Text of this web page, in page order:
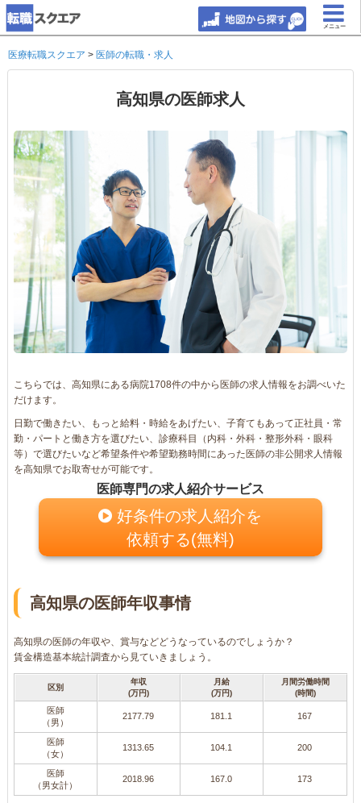
メニュー
医療転職スクエア > 医師の転職・求人
高知県の医師求人
こちらでは、高知県にある病院1708件の中から医師の求人情報をお調べいた
だけます。
日勤で働きたい、もっと給料・時給をあげたい、子育てもあって正社員・常
勤・パートと働き方を選びたい、診療科目（内科・外科・整形外科・眼科
等）で選びたいなど希望条件や希望勤務時間にあった医師の非公開求人情報
を高知県でお取寄せが可能です。
医師専門の求人紹介サービス
好条件の求人紹介を
依頼する(無料)
高知県の医師年収事情
高知県の医師の年収や、賞与などどうなっているのでしょうか？
賃金構造基本統計調査から見ていきましょう。
区別
年収
(万円)
月給
(万円)
月間労働時間
(時間)
医師
（男）
2177.79 181.1 167
医師
（女）
1313.65 104.1 200
医師
（男女計）
2018.96 167.0 173